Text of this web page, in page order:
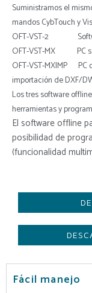
Suministramos el
mandos CybTouch y
OFT-VST-2
OFT-VST-MX PC
OFT-VST-MXIMP PC
importación de DXF/
Los tres software
herramientas y
El software offline
posibilidad de
(funcionalidad
Fácil manejo